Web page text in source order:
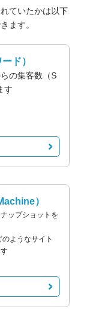
ていたかは以下
ます。
ド）
の集客数（S
す
）
ップショットを
ようなサイト